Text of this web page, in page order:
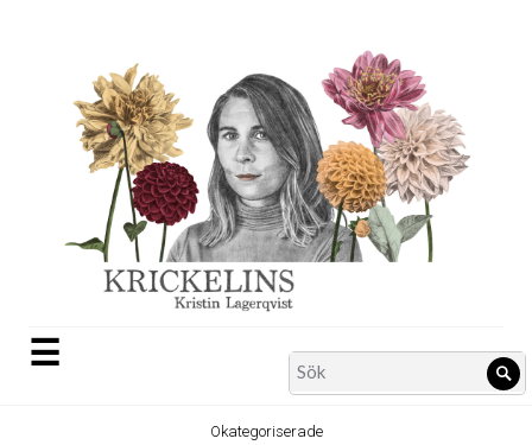
☰
Search
for:
Okategoriserade